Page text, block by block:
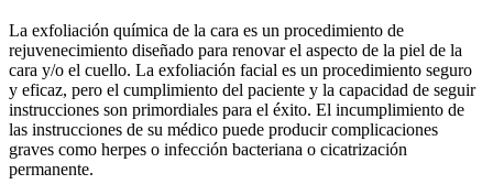
La exfoliación química de la cara es un procedimiento de
rejuvenecimiento diseñado para renovar el aspecto de la piel de la
cara y/o el cuello. La exfoliación facial es un procedimiento seguro
y eficaz, pero el cumplimiento del paciente y la capacidad de seguir
instrucciones son primordiales para el éxito. El incumplimiento de
las instrucciones de su médico puede producir complicaciones
graves como herpes o infección bacteriana o cicatrización
permanente.